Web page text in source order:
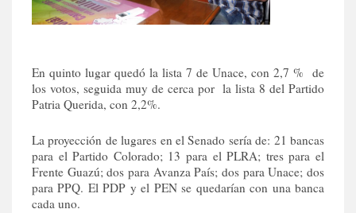
En quinto lugar quedó la lista 7 de Unace, con 2,7 % de
los votos, seguida muy de cerca por la lista 8 del Partido
Patria Querida, con 2,2%.
La proyección de lugares en el Senado sería de: 21 bancas
para el Partido Colorado; 13 para el PLRA; tres para el
Frente Guazú; dos para Avanza País; dos para Unace; dos
para PPQ. El PDP y el PEN se quedarían con una banca
cada uno.